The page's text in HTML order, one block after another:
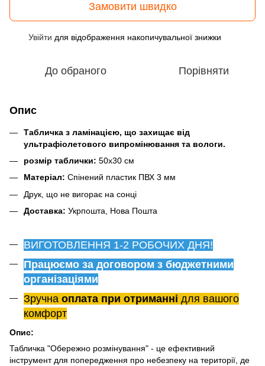
Замовити швидко
Увійти для відображення накопичувальної знижки
До обраного Порівняти
Опис
Табличка з ламінацією, що захищає від
ультрафіолетового випромінювання та вологи.
розмір таблички: 50х30 см
Матеріал: Спінений пластик ПВХ 3 мм
Друк, що не вигорає на сонці
Доставка: Укрпошта, Нова Пошта
ВИГОТОВЛЕННЯ 1-2 РОБОЧИХ ДНЯ!
Працюємо за договором з бюджетними
організаціями
Зручна оплата при отриманні для вашого
комфорт
Опис:
Табличка "Обережно розмінування" - це ефективний
інструмент для попередження про небезпеку на території, де